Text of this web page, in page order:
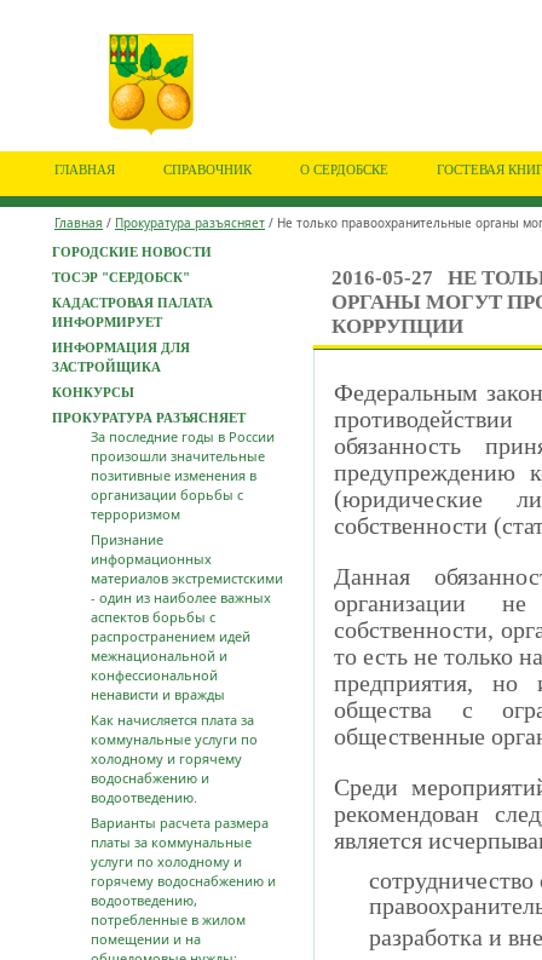
ГЛАВНАЯ СПРАВОЧНИК О СЕРДОБСКЕ ГОСТЕВАЯ
Главная / Прокуратура разъясняет / Не только правоохранительные органы
2016-05-27
НЕ
ОРГАНЫ МОГУТ
КОРРУПЦИИ
Федеральным
обязанность
предупреждению
(юридические
собственности
Данная
организации
собственности,
то есть не только
предприятия, но
общества с
общественные
Среди
рекомендован
является
разработка и
ГОРОДСКИЕ НОВОСТИ
ТОСЭР "СЕРДОБСК"
КАДАСТРОВАЯ ПАЛАТА
ИНФОРМИРУЕТ
ИНФОРМАЦИЯ ДЛЯ
ЗАСТРОЙЩИКА
КОНКУРСЫ
ПРОКУРАТУРА РАЗЪЯСНЯЕТ
За последние годы в России
произошли значительные
позитивные изменения в
организации борьбы с
терроризмом
Признание
информационных
материалов экстремистскими
- один из наиболее важных
аспектов борьбы с
распространением идей
межнациональной и
конфессиональной
ненависти и вражды
Как начисляется плата за
коммунальные услуги по
холодному и горячему
водоснабжению и
водоотведению.
Варианты расчета размера
платы за коммунальные
услуги по холодному и
горячему водоснабжению и
водоотведению,
потребленные в жилом
помещении и на